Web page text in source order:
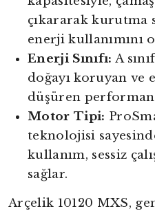
çıkararak kurutma
enerji kullanımını
Enerji Sınıfı: A
doğayı koruyan ve
düşüren
Motor Tipi:
teknolojisi
kullanım, sessiz
sağlar.
Arçelik 10120 MXS,